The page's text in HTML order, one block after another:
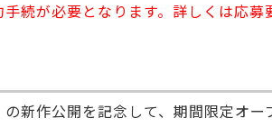
が必要となります。詳しくは応募
新作公開を記念して、期間限定オ